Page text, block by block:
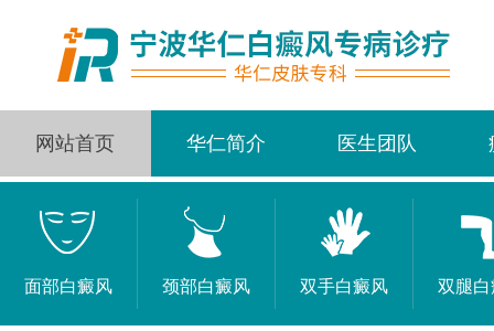
网站首页 华仁简介 医生团队
面部白癜风 颈部白癜风 双手白癜风 双腿